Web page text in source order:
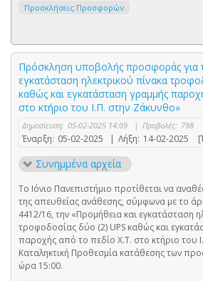
Προσκλήσεις Προσφορών
Πρόσκληση υποβολής προσφοράς για
εγκατάσταση ηλεκτρικού πίνακα
καθώς και εγκατάσταση γραμμής
στο κτήριο του Ι.Π. στην Ζάκυνθο»
Δημοσίευση: 05-02-2025 14:09 | Προβολές: 798
Έναρξη: 05-02-2025 | Λήξη: 14-02-2025
Συνημμένα αρχεία
Το Ιόνιο Πανεπιστήμιο προτίθεται να
της απευθείας ανάθεσης, σύμφωνα με το
4412/16, την «Προμήθεια και εγκατάσταση
τροφοδοσίας δύο (2) UPS καθώς και
παροχής από το πεδίο Χ.Τ. στο κτήριο του
Καταληκτική Προθεσμία κατάθεσης των
ώρα 15:00.